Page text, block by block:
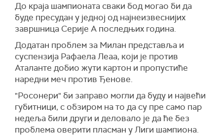
До краја шампионата сваки бод могао би да
буде пресудан у једној од најнеизвеснијих
завршница Серије А последњих година.
Додатан проблем за Милан представља и
суспензија Рафаела Леаа, који је против
Аталанте добио жути картон и пропустиће
наредни меч против Ђенове.
"Росонери" би заправо могли да буду и највећи
губитници, с обзиром на то да су пре само пар
недеља били други и деловало је да ће без
проблема оверити пласман у Лиги шампиона.